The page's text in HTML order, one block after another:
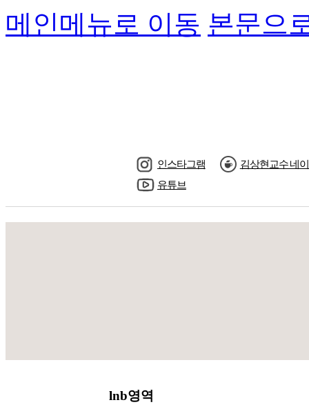
메인메뉴로 이동 본문으
인스타그램
김상현교수 네
유튜브
lnb영역